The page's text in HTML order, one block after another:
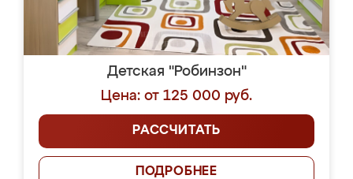
Детская "Робинзон"
Цена: от 125 000 руб.
РАССЧИТАТЬ
ПОДРОБНЕЕ